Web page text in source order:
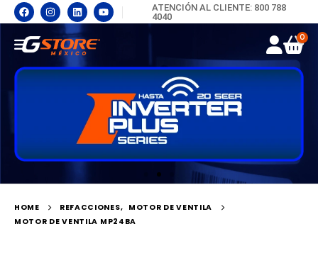
ATENCIÓN AL CLIENTE: 800 788
4040
0
HOME REFACCIONES, MOTOR DE VENTILA
MOTOR DE VENTILA MP24BA